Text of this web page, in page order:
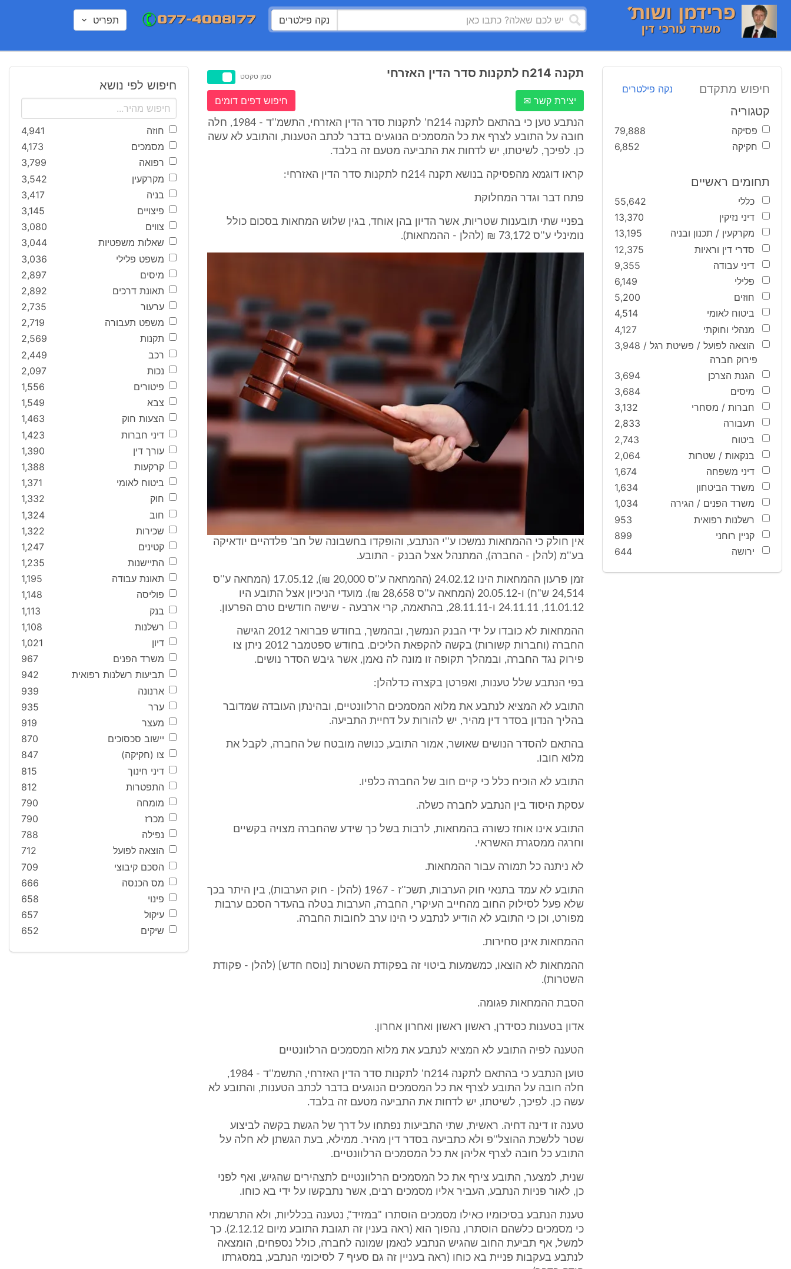
נקה פילטרים תפריט
חיפוש מתקדם נקה פילטרים
קטגוריה
פסיקה
79,888
חקיקה
6,852
תחומים ראשיים
כללי
55,642
דיני נזיקין
13,370
מקרקעין / תכנון ובניה
13,195
סדרי דין וראיות
12,375
דיני עבודה
9,355
פלילי
6,149
חוזים
5,200
ביטוח לאומי
4,514
מנהלי וחוקתי
4,127
הוצאה לפועל / פשיטת רגל /
פירוק חברה
3,948
הגנת הצרכן
3,694
מיסים
3,684
חברות / מסחרי
3,132
תעבורה
2,833
ביטוח
2,743
בנקאות / שטרות
2,064
דיני משפחה
1,674
משרד הביטחון
1,634
משרד הפנים / הגירה
1,034
רשלנות רפואית
953
קניין רוחני
899
ירושה
644
תקנה 214ח לתקנות סדר הדין האזרחי סמן טקסט
יצירת קשר ✉ חיפוש דפים דומים
הנתבע טען כי בהתאם לתקנה 214ח' לתקנות סדר הדין האזרחי, התשמ''ד - 1984, חלה
חובה על התובע לצרף את כל המסמכים הנוגעים בדבר לכתב הטענות, והתובע לא עשה
כן. לפיכך, לשיטתו, יש לדחות את התביעה מטעם זה בלבד.
קראו דוגמא מהפסיקה בנושא תקנה 214ח לתקנות סדר הדין האזרחי:
פתח דבר וגדר המחלוקת
בפניי שתי תובענות שטריות, אשר הדיון בהן אוחד, בגין שלוש המחאות בסכום כולל
נומינלי ע''ס 73,172 ₪ (להלן - ההמחאות).
אין חולק כי ההמחאות נמשכו ע''י הנתבע, והופקדו בחשבונה של חב' פלדהיים יודאיקה
בע''מ (להלן - החברה), המתנהל אצל הבנק - התובע.
זמן פרעון ההמחאות הינו 24.02.12 (ההמחאה ע''ס 20,000 ₪), 17.05.12 (המחאה ע''ס
24,514 ש"ח) ו-20.05.12 (המחאה ע''ס 28,658 ₪). מועדי הניכיון אצל התובע היו
11.01.12, 24.11.11 ו-28.11.11, בהתאמה, קרי ארבעה - שישה חודשים טרם הפרעון.
ההמחאות לא כובדו על ידי הבנק הנמשך, ובהמשך, בחודש פברואר 2012 הגישה
החברה (וחברות קשורות) בקשה להקפאת הליכים. בחודש ספטמבר 2012 ניתן צו
פירוק נגד החברה, ובמהלך תקופה זו מונה לה נאמן, אשר גיבש הסדר נושים.
בפי הנתבע שלל טענות, ואפרטן בקצרה כדלהלן:
התובע לא המציא לנתבע את מלוא המסמכים הרלוונטיים, ובהינתן העובדה שמדובר
בהליך הנדון בסדר דין מהיר, יש להורות על דחיית התביעה.
בהתאם להסדר הנושים שאושר, אמור התובע, כנושה מובטח של החברה, לקבל את
מלוא חובו.
התובע לא הוכיח כלל כי קיים חוב של החברה כלפיו.
עסקת היסוד בין הנתבע לחברה כשלה.
התובע אינו אוחז כשורה בהמחאות, לרבות בשל כך שידע שהחברה מצויה בקשיים
וחרגה ממסגרת האשראי.
לא ניתנה כל תמורה עבור ההמחאות.
התובע לא עמד בתנאי חוק הערבות, תשכ''ז - 1967 (להלן - חוק הערבות), בין היתר בכך
שלא פעל לסילוק החוב מהחייב העיקרי, החברה, הערבות בטלה בהעדר הסכם ערבות
מפורט, וכן כי התובע לא הודיע לנתבע כי הינו ערב לחובות החברה.
ההמחאות אינן סחירות.
ההמחאות לא הוצאו, כמשמעות ביטוי זה בפקודת השטרות [נוסח חדש] (להלן - פקודת
השטרות).
הסבת ההמחאות פגומה.
אדון בטענות כסידרן, ראשון ראשון ואחרון אחרון.
הטענה לפיה התובע לא המציא לנתבע את מלוא המסמכים הרלוונטיים
טוען הנתבע כי בהתאם לתקנה 214ח' לתקנות סדר הדין האזרחי, התשמ''ד - 1984,
חלה חובה על התובע לצרף את כל המסמכים הנוגעים בדבר לכתב הטענות, והתובע לא
עשה כן. לפיכך, לשיטתו, יש לדחות את התביעה מטעם זה בלבד.
טענה זו דינה דחיה. ראשית, שתי התביעות נפתחו על דרך של הגשת בקשה לביצוע
שטר ללשכת ההוצל''פ ולא כתביעה בסדר דין מהיר. ממילא, בעת הגשתן לא חלה על
התובע כל חובה לצרף אליהן את כל המסמכים הרלוונטיים.
שנית, למצער, התובע צירף את כל המסמכים הרלוונטיים לתצהירים שהגיש, ואף לפני
כן, לאור פניות הנתבע, העביר אליו מסמכים רבים, אשר נתבקשו על ידי בא כוחו.
טענת הנתבע בסיכומיו כאילו מסמכים הוסתרו "במזיד", נטענה בכלליות, ולא התרשמתי
כי מסמכים כלשהם הוסתרו, נהפוך הוא (ראה בענין זה תגובת התובע מיום 2.12.12). כך
למשל, אף תביעת החוב שהגיש הנתבע לנאמן שמונה לחברה, כולל נספחים, הומצאה
לנתבע בעקבות פניית בא כוחו (ראה בעניין זה גם סעיף 7 לסיכומי הנתבע, במסגרתו
חיפוש לפי נושא
חוזה
4,941
מסמכים
4,173
רפואה
3,799
מקרקעין
3,542
בניה
3,417
פיצויים
3,145
צווים
3,080
שאלות משפטיות
3,044
משפט פלילי
3,036
מיסים
2,897
תאונת דרכים
2,892
ערעור
2,735
משפט תעבורה
2,719
תקנות
2,569
רכב
2,449
נכות
2,097
פיטורים
1,556
צבא
1,549
הצעות חוק
1,463
דיני חברות
1,423
עורך דין
1,390
קרקעות
1,388
ביטוח לאומי
1,371
חוק
1,332
חוב
1,324
שכירות
1,322
קטינים
1,247
התיישנות
1,235
תאונת עבודה
1,195
פוליסה
1,148
בנק
1,113
רשלנות
1,108
דיון
1,021
משרד הפנים
967
תביעות רשלנות רפואית
942
ארנונה
939
ערר
935
מעצר
919
יישוב סכסוכים
870
צו (חקיקה)
847
דיני חינוך
815
התפטרות
812
מומחה
790
מכרז
790
נפילה
788
הוצאה לפועל
712
הסכם קיבוצי
709
מס הכנסה
666
פינוי
658
עיקול
657
שיקים
652